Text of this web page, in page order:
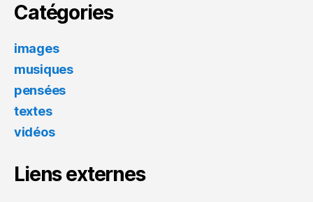
Catégories
images
musiques
pensées
textes
vidéos
Liens externes